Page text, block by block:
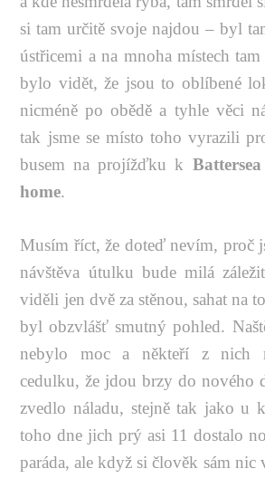
si tam určitě svoje najdou – byl
ústřicemi a na mnoha místech
bylo vidět, že jsou to oblíbené
nicméně po obědě a tyhle věci
tak jsme se místo toho vyrazili
busem na projížďku k
home.
Musím říct, že doteď nevím, proč
návštěva útulku bude milá
viděli jen dvě za stěnou, sahat na
byl obzvlášť smutný pohled.
nebylo moc a někteří z nich
cedulku, že jdou brzy do nového
zvedlo náladu, stejně tak jako u
toho dne jich prý asi 11 dostalo
paráda, ale když si člověk sám nic